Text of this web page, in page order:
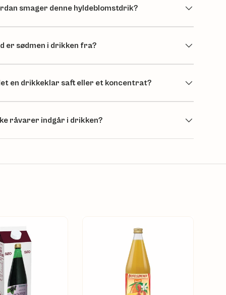
smager denne hyldeblomstdrik?
er sødmen i drikken fra?
en drikkeklar saft eller et koncentrat?
råvarer indgår i drikken?